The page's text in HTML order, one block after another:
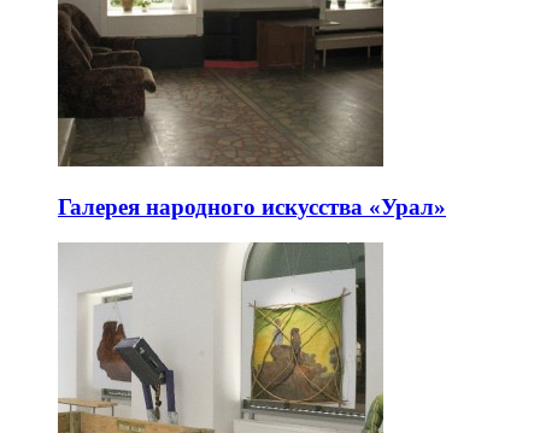
Галерея народного искусства «Урал»